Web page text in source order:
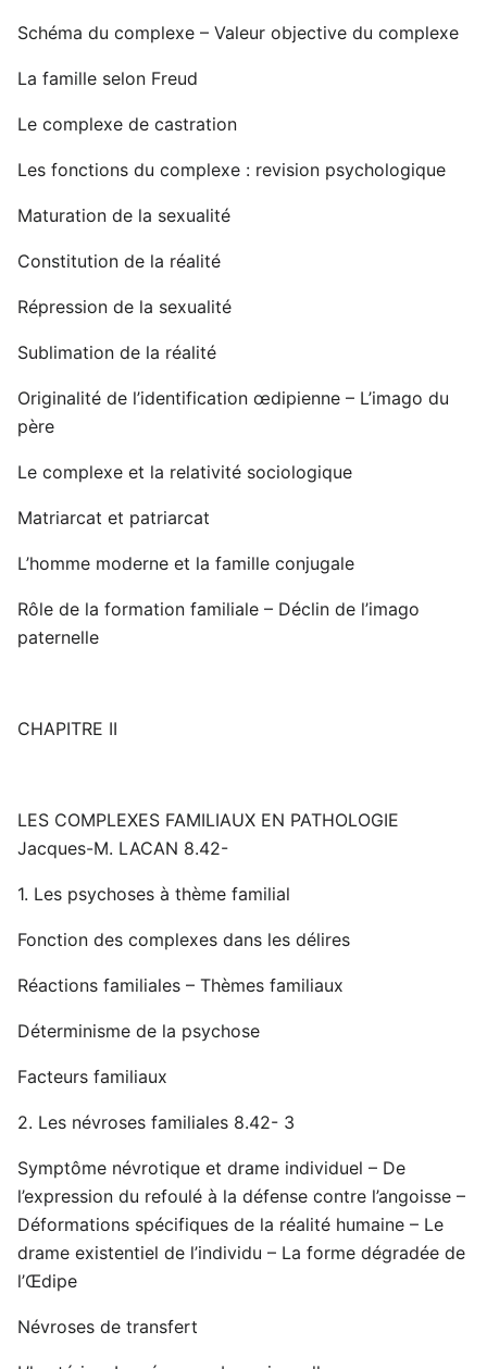
Schéma du complexe – Valeur objective du complexe
La famille selon Freud
Le complexe de castration
Les fonctions du complexe : revision psychologique
Maturation de la sexualité
Constitution de la réalité
Répression de la sexualité
Sublimation de la réalité
Originalité de l’identification œdipienne – L’imago du
père
Le complexe et la relativité sociologique
Matriarcat et patriarcat
L’homme moderne et la famille conjugale
Rôle de la formation familiale – Déclin de l’imago
paternelle
CHAPITRE II
LES COMPLEXES FAMILIAUX EN PATHOLOGIE
Jacques-M. LACAN 8.42-
1. Les psychoses à thème familial
Fonction des complexes dans les délires
Réactions familiales – Thèmes familiaux
Déterminisme de la psychose
Facteurs familiaux
2. Les névroses familiales 8.42- 3
Symptôme névrotique et drame individuel – De
l’expression du refoulé à la défense contre l’angoisse –
Déformations spécifiques de la réalité humaine – Le
drame existentiel de l’individu – La forme dégradée de
l’Œdipe
Névroses de transfert